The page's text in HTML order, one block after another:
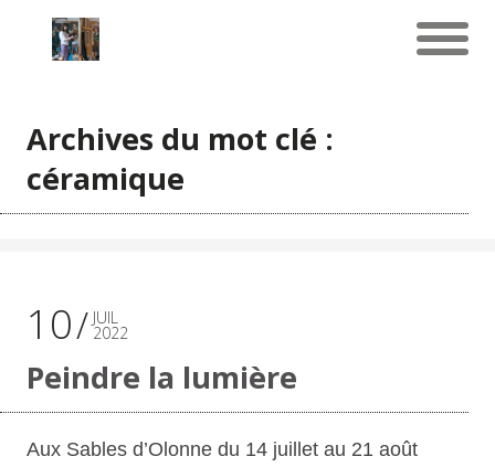
Archives du mot clé :
céramique
10 JUIL
2022
Peindre la lumière
Aux Sables d’Olonne du 14 juillet au 21 août